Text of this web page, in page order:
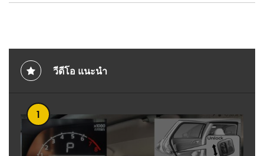
วีดีโอ แนะนำ
1